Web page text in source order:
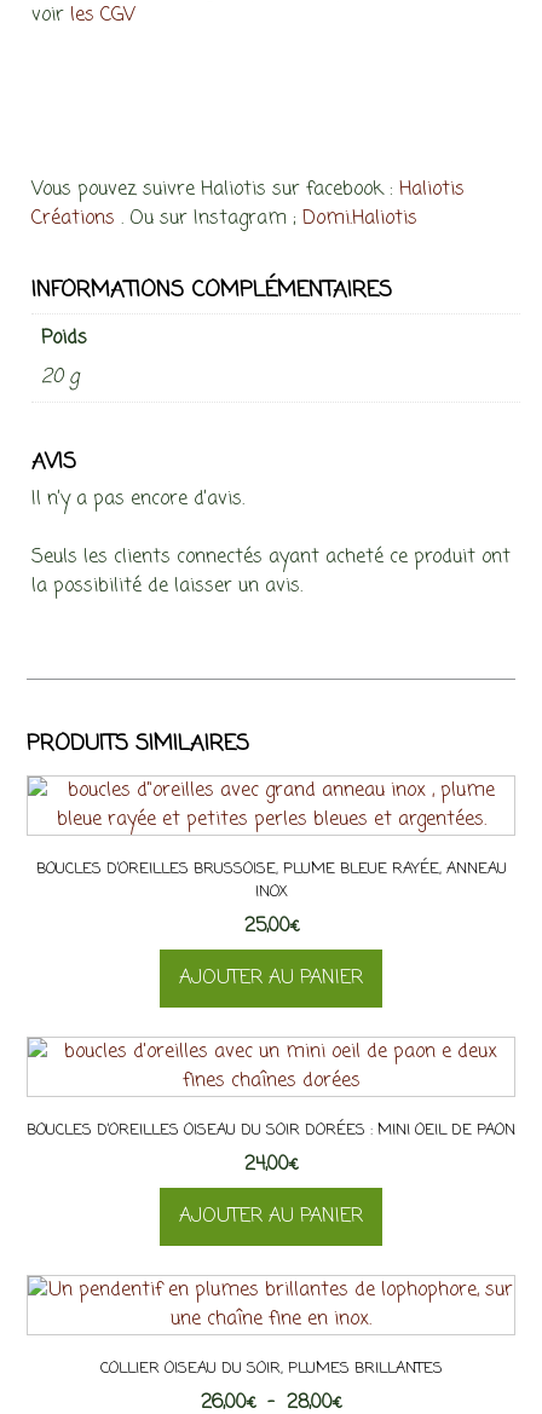
voir les CGV
Vous pouvez suivre Haliotis sur facebook :Haliotis
Créations . Ou sur Instagram ;Domi.Haliotis
INFORMATIONS COMPLÉMENTAIRES
Poids
20 g
AVIS
Il n’y a pas encore d’avis.
Seuls les clients connectés ayant acheté ce produit ont
la possibilité de laisser un avis.
PRODUITS SIMILAIRES
BOUCLES D’OREILLES BRUSSOISE, PLUME BLEUE RAYÉE, ANNEAU
INOX
25,00€
AJOUTER AU PANIER
BOUCLES D’OREILLES OISEAU DU SOIR DORÉES : MINI OEIL DE PAON
24,00€
AJOUTER AU PANIER
COLLIER OISEAU DU SOIR, PLUMES BRILLANTES
26,00€ – 28,00€Plage